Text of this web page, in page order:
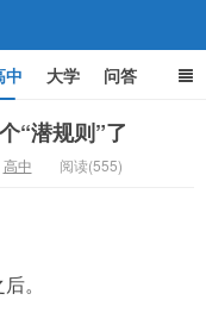
中 大学 问答
“潜规则”了
高中 阅读(555)
。